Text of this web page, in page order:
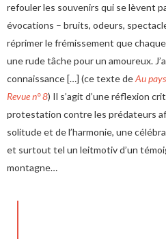
refouler les souvenirs qui se lèvent
évocations – bruits, odeurs,
réprimer le frémissement que
une rude tâche pour un amoureux.
connaissance […] (ce texte deAu
Revue n° 8) Il s’agit d’une réflexion
protestation contre les prédateurs
solitude et de l’harmonie, une
et surtout tel un leitmotiv d’un
montagne…